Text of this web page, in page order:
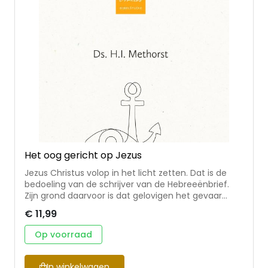
Het oog gericht op Jezus
Jezus Christus volop in het licht zetten. Dat is de
bedoeling van de schrijver van de Hebreeënbrief.
Zijn grond daarvoor is dat gelovigen het gevaar
oude levenspatroon. Zijn appèl is: let scherp op
Hem! In Het oog gericht op Jezus laat ds. H.I.
Methorst zien hoe de lezers van deze brief
volharden te midden van gevaren en bedreigingen.
Zo houden vervolgde christenen wereldwijd moed in
€ 11,99
Op voorraad